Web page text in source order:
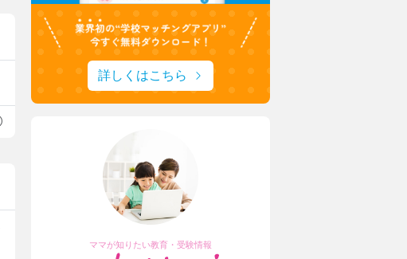
詳しくはこちら
ママが知りたい教育・受験情報